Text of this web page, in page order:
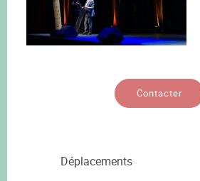
Contacter
Déplacements